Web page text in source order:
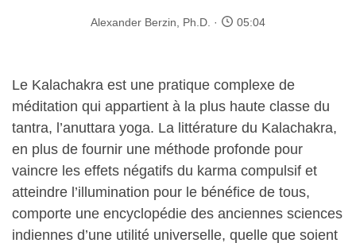
Alexander Berzin, Ph.D. 05:04
Le Kalachakra est une pratique complexe de
méditation qui appartient à la plus haute classe du
tantra, l’anuttara yoga. La littérature du Kalachakra,
en plus de fournir une méthode profonde pour
vaincre les effets négatifs du karma compulsif et
atteindre l’illumination pour le bénéfice de tous,
comporte une encyclopédie des anciennes sciences
indiennes d’une utilité universelle, quelle que soient